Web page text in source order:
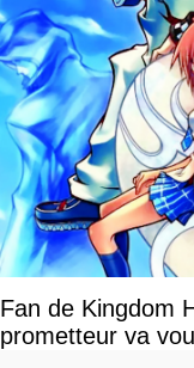
Fan de Kingdom
prometteur va